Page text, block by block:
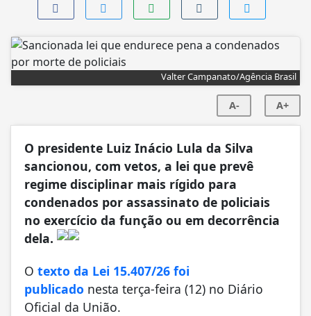
Valter Campanato/Agência Brasil
A- A+
O presidente Luiz Inácio Lula da Silva
sancionou, com vetos, a lei que prevê
regime disciplinar mais rígido para
condenados por assassinato de policiais
no exercício da função ou em decorrência
dela.
O texto da Lei 15.407/26 foi
publicado nesta terça-feira (12) no Diário
Oficial da União.